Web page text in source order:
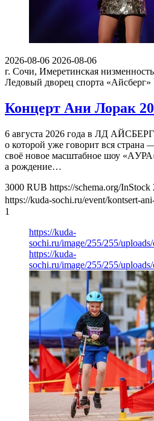
2026-08-06 2026-08-06
г. Сочи, Имеретинская
Ледовый дворец спорта «Айсберг»
Концерт Ани Лорак
6 августа 2026 года в ЛД АЙСБЕРГ
о которой уже говорит вся
своё новое масштабное шоу
а рождение…
3000 RUB https://schema.org/InStock
https://kuda-sochi.ru/event/kontsert-
1
https://kuda-
sochi.ru/image/255/255/
https://kuda-
sochi.ru/image/255/255/